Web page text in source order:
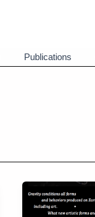
Publications